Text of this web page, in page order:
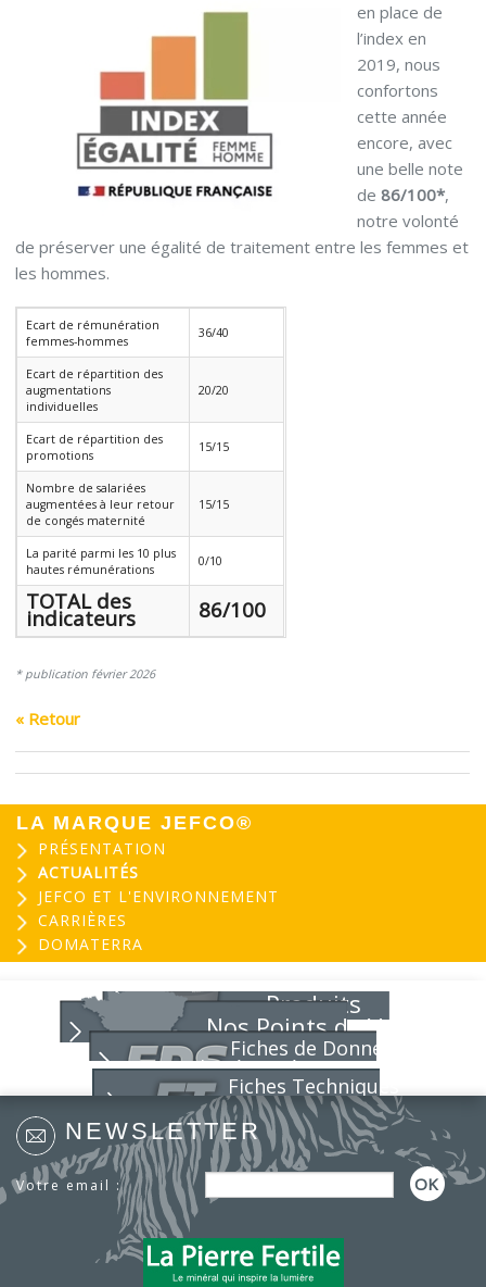
en place de
l’index en
2019, nous
confortons
cette année
encore, avec
une belle note
de 86/100*,
notre volonté
de préserver une égalité de traitement entre les femmes et
les hommes.
Ecart de rémunération
femmes-hommes
36/40
Ecart de répartition des
augmentations
individuelles
20/20
Ecart de répartition des
promotions
15/15
Nombre de salariées
augmentées à leur retour
de congés maternité
15/15
La parité parmi les 10 plus
hautes rémunérations
0/10
TOTAL des
indicateurs 86/100
* publication février 2026
« Retour
LA MARQUE JEFCO®
PRÉSENTATION
ACTUALITÉS
JEFCO ET L'ENVIRONNEMENT
CARRIÈRES
DOMATERRA
Produits
Nos Points de Vente
Fiches de Données
de Sécurité
Fiches Techniques
NEWSLETTER
Votre email :